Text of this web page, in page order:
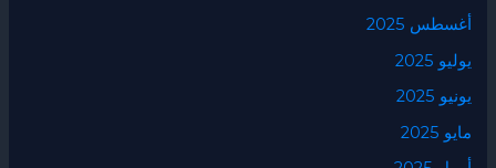
أغسطس 2025
يوليو 2025
يونيو 2025
مايو 2025